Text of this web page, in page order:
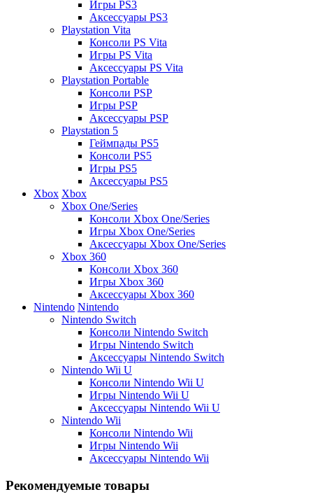
Игры PS3
Аксессуары PS3
Playstation Vita
Консоли PS Vita
Игры PS Vita
Аксессуары PS Vita
Playstation Portable
Консоли PSP
Игры PSP
Аксессуары PSP
Playstation 5
Геймпады PS5
Консоли PS5
Игры PS5
Аксессуары PS5
Xbox Xbox
Xbox One/Series
Консоли Xbox One/Series
Игры Xbox One/Series
Аксессуары Xbox One/Series
Xbox 360
Консоли Xbox 360
Игры Xbox 360
Аксессуары Xbox 360
Nintendo Nintendo
Nintendo Switch
Консоли Nintendo Switch
Игры Nintendo Switch
Аксессуары Nintendo Switch
Nintendo Wii U
Консоли Nintendo Wii U
Игры Nintendo Wii U
Аксессуары Nintendo Wii U
Nintendo Wii
Консоли Nintendo Wii
Игры Nintendo Wii
Аксессуары Nintendo Wii
Рекомендуемые товары